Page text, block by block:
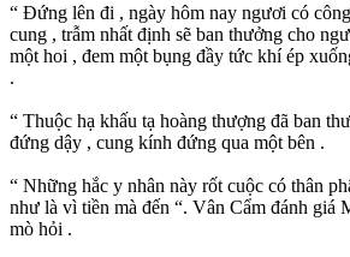
“ Đứng lên đi , ngày hôm nay ngươi có
cung , trẫm nhất định sẽ ban thưởng cho
một hoi , đem một bụng đầy tức khí ép
.
“ Thuộc hạ khấu tạ hoàng thượng đã ban
đứng dậy , cung kính đứng qua một bên .
“ Những hắc y nhân này rốt cuộc có thân
như là vì tiền mà đến “. Vân Cẩm đánh giá
mò hỏi .